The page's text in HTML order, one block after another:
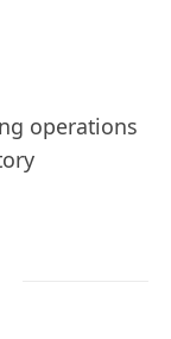
operations
and